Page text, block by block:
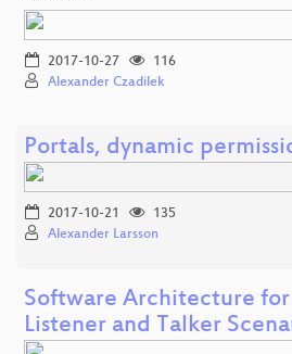
2017-10-27
116
Alexander Czadilek
Portals, dynamic
2017-10-21
135
Alexander Larsson
Software Architecture
Listener and Talker